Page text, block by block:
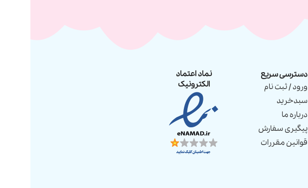
دسترسی سریع
ورود / ثبت نام
سبدخرید
درباره ما
پیگیری سفارش
قوانین مقررات
نماد اعتماد
الکترونیک